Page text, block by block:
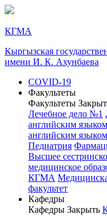
КГМА
Кыргызская
имени И. К. Ахунбаева
COVID-19
Факультеты
Факультеты
Лечебное дело №1
английским
английским
Педиатрия
Высшее
медицинское
КГМА
факультет
Кафедры
Кафедры Закрыть